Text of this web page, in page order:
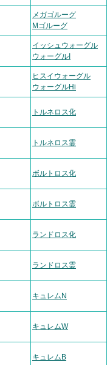
メガゴルーグ
Mゴルーグ
イッシュウォーグル
ウォーグルI
ヒスイウォーグル
ウォーグルHi
トルネロス化
トルネロス霊
ボルトロス化
ボルトロス霊
ランドロス化
ランドロス霊
キュレムN
キュレムW
キュレムB